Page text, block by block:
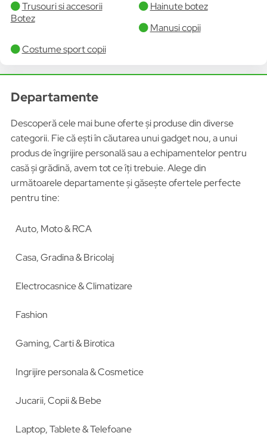
Trusouri si accesorii
Botez
Hainute botez
Manusi copii
Costume sport copii
Departamente
Descoperă cele mai bune oferte și produse din diverse
categorii. Fie că ești în căutarea unui gadget nou, a unui
produs de îngrijire personală sau a echipamentelor pentru
casă și grădină, avem tot ce îți trebuie. Alege din
următoarele departamente și găsește ofertele perfecte
pentru tine:
Auto, Moto & RCA
Casa, Gradina & Bricolaj
Electrocasnice & Climatizare
Fashion
Gaming, Carti & Birotica
Ingrijire personala & Cosmetice
Jucarii, Copii & Bebe
Laptop, Tablete & Telefoane